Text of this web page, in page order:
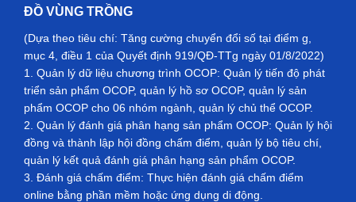
ĐỒ VÙNG TRỒNG
(Dựa theo tiêu chí: Tăng cường chuyển đổi số tại điểm g,
mục 4, điều 1 của Quyết định 919/QĐ-TTg ngày 01/8/2022)
1. Quản lý dữ liệu chương trình OCOP: Quản lý tiến độ phát
triển sản phẩm OCOP, quản lý hồ sơ OCOP, quản lý sản
phẩm OCOP cho 06 nhóm ngành, quản lý chủ thể OCOP.
2. Quản lý đánh giá phân hạng sản phẩm OCOP: Quản lý hội
đồng và thành lập hội đồng chấm điểm, quản lý bộ tiêu chí,
quản lý kết quả đánh giá phân hạng sản phẩm OCOP.
3. Đánh giá chấm điểm: Thực hiện đánh giá chấm điểm
online bằng phần mềm hoặc ứng dụng di động.